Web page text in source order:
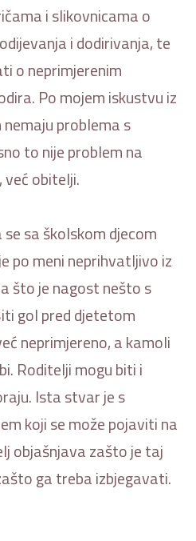
i slikovnicama o
i dodirivanja, te
o neprimjerenim
Po mojem iskustvu iz
problema s
to nije problem na
već obitelji.
sa školskom djecom
po meni neprihvatljivo iz
što je nagost nešto s
gol pred djetetom
neprimjereno, a kamoli
Roditelji mogu biti i
Ista stvar je s
koji se može pojaviti na
objašnjava zašto je taj
ga treba izbjegavati.